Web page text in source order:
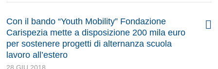
Con il bando “Youth Mobility” Fondazione
Carispezia mette a disposizione 200 mila euro
per sostenere progetti di alternanza scuola
lavoro all’estero
28 GIU 2018